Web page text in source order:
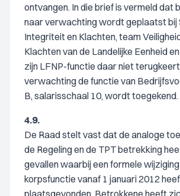
ontvangen. In die brief is vermeld dat
naar verwachting wordt geplaatst bij
Integriteit en Klachten, team
Klachten van de Landelijke Eenheid
zijn LFNP-functie daar niet
verwachting de functie van
B, salarisschaal 10, wordt toegekend.
4.9.
De Raad stelt vast dat de analoge
de Regeling en de TPT betrekking
gevallen waarbij een formele
korpsfunctie vanaf 1 januari 2012
plaatsgevonden. Betrokkene heeft